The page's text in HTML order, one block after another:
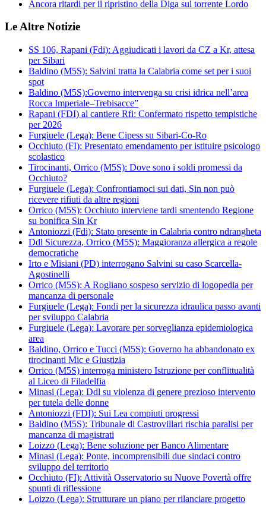
Ancora ritardi per il ripristino della Diga sul torrente Lordo
Le Altre Notizie
SS 106, Rapani (Fdi): Aggiudicati i lavori da CZ a Kr, attesa
per Sibari
Baldino (M5S): Salvini tratta la Calabria come set per i suoi
spot
Baldino (M5S):Governo intervenga su crisi idrica nell’area
Rocca Imperiale–Trebisacce”
Rapani (FDI) al cantiere Rfi: Confermato rispetto tempistiche
per 2026
Furgiuele (Lega): Bene Cipess su Sibari-Co-Ro
Occhiuto (FI): Presentato emendamento per istituire psicologo
scolastico
Tirocinanti, Orrico (M5S): Dove sono i soldi promessi da
Occhiuto?
Furgiuele (Lega): Confrontiamoci sui dati, Sin non può
ricevere rifiuti da altre regioni
Orrico (M5S): Occhiuto interviene tardi smentendo Regione
su bonifica Sin Kr
Antoniozzi (Fdi): Stato presente in Calabria contro ndrangheta
Ddl Sicurezza, Orrico (M5S): Maggioranza allergica a regole
democratiche
Irto e Misiani (PD) interrogano Salvini su caso Scarcella-
Agostinelli
Orrico (M5S): A Rogliano sospeso servizio di logopedia per
mancanza di personale
Furgiuele (Lega): Fondi per la sicurezza idraulica passo avanti
per sviluppo Calabria
Furgiuele (Lega): Lavorare per sorveglianza epidemiologica
area
Baldino, Orrico e Tucci (M5S): Governo ha abbandonato ex
tirocinanti Mic e Giustizia
Orrico (M5S) interroga ministero Istruzione per conflittualità
al Liceo di Filadelfia
Minasi (Lega): Ddl su violenza di genere prezioso intervento
per tutela delle donne
Antoniozzi (FDI): Sui Lea compiuti progressi
Baldino (M5S): Tribunale di Castrovillari rischia paralisi per
mancanza di magistrati
Loizzo (Lega): Bene soluzione per Banco Alimentare
Minasi (Lega): Ponte, incomprensibili due sindaci contro
sviluppo del territorio
Occhiuto (FI): Attività Osservatorio su Nuove Povertà offre
spunti di riflessione
Loizzo (Lega): Strutturare un piano per rilanciare progetto